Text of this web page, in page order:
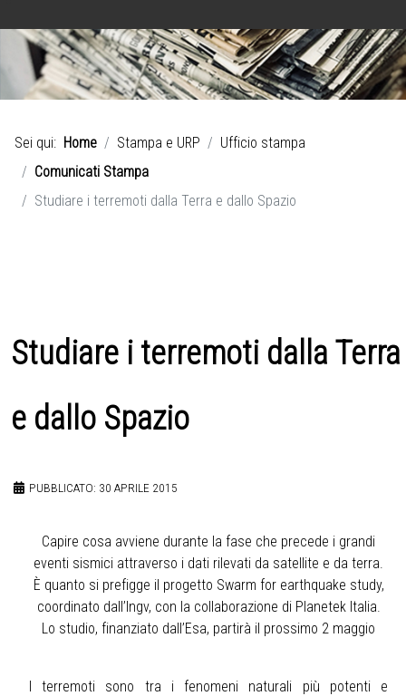
Sei qui: Home Stampa e URP
Ufficio stampa
Comunicati Stampa
Studiare i terremoti dalla Terra e dallo Spazio
Studiare i terremoti dalla Terra
e dallo Spazio
PUBBLICATO: 30 APRILE 2015
Capire cosa avviene durante la fase che precede i grandi
eventi sismici attraverso i dati rilevati da satellite e da terra.
È quanto si prefigge il progetto Swarm for earthquake study,
coordinato dall’Ingv, con la collaborazione di Planetek Italia.
Lo studio, finanziato dall’Esa, partirà il prossimo 2 maggio
I terremoti sono tra i fenomeni naturali più potenti e